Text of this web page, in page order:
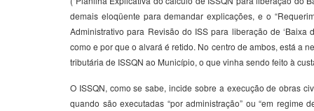
demais eloqüente para demandar explicações, e o
Administrativo para Revisão do ISS para liberação de ‘Baixa
como e por que o alvará é retido. No centro de ambos, está a
tributária de ISSQN ao Município, o que vinha sendo feito à
O ISSQN, como se sabe, incide sobre a execução de obras
quando são executadas “por administração” ou “em regime